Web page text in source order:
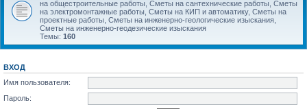
на общестроительные работы, Сметы на сантехнические работы, Сметы
на электромонтажные работы, Сметы на КИП и автоматику, Сметы на
проектные работы, Сметы на инженерно-геологические изыскания,
Сметы на инженерно-геодезические изыскания
Темы: 160
ВХОД
Имя пользователя:
Пароль: